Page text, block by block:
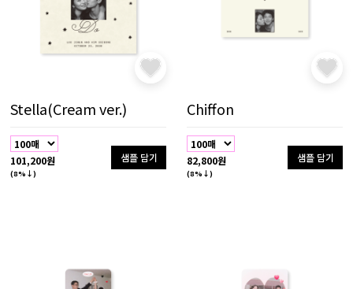
Stella(Cream ver.)
101,200원
(8%↓)
샘플 담기
Chiffon
82,800원
(8%↓)
샘플 담기